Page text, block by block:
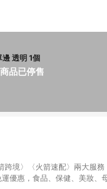
商品已停售
Betty's 焙蒂絲 加厚拋棄式擠花袋 單邊 透明 1個
境〉〈火箭速配〉兩大服
優惠，食品、保健、美妝、